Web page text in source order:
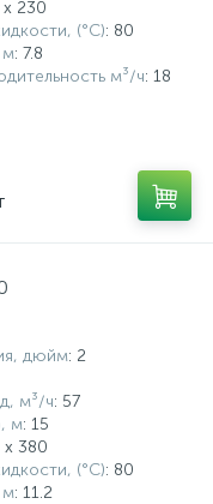
x 230
(°С): 80
м: 7.8
м³/ч: 18
дюйм: 2
м³/ч: 57
м: 15
х 380
(°С): 80
м: 11.2